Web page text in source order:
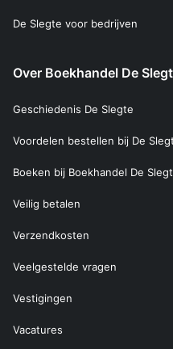
De Slegte voor bedrijven
Over Boekhandel De
Geschiedenis De Slegte
Voordelen bestellen bij De
Boeken bij Boekhandel De
Veilig betalen
Verzendkosten
Veelgestelde vragen
Vestigingen
Vacatures